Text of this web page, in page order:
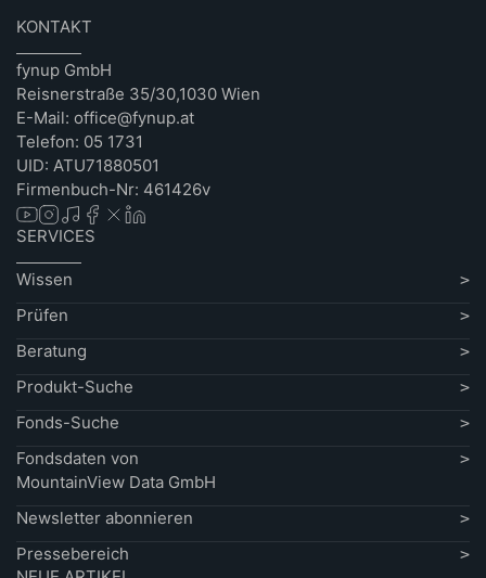
KONTAKT
fynup GmbH
Reisnerstraße 35/30,1030 Wien
E-Mail: office@fynup.at
Telefon: 05 1731
UID: ATU71880501
Firmenbuch-Nr: 461426v
SERVICES
Wissen
Prüfen
Beratung
Produkt-Suche
Fonds-Suche
Fondsdaten von
MountainView Data GmbH
Newsletter abonnieren
Pressebereich